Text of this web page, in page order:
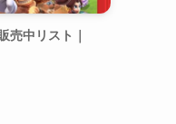
中リスト｜